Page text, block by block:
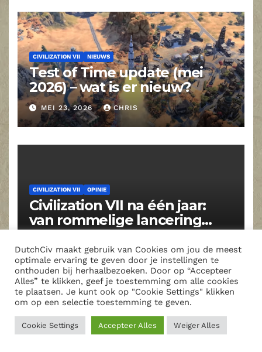
CIVILIZATION VII NIEUWS
Test of Time update (mei
2026) – wat is er nieuw?
MEI 23, 2026 CHRIS
CIVILIZATION VII OPINIE
Civilization VII na één jaar:
van rommelige lancering
naar volwassen strategiespel
DutchCiv maakt gebruik van Cookies om jou de meest
optimale ervaring te geven door je instellingen te
onthouden bij herhaalbezoeken. Door op “Accepteer
Alles” te klikken, geef je toestemming om alle cookies
te plaatsen. Je kunt ook op "Cookie Settings" klikken
om op een selectie toestemming te geven.
Cookie Settings Accepteer Alles Weiger Alles